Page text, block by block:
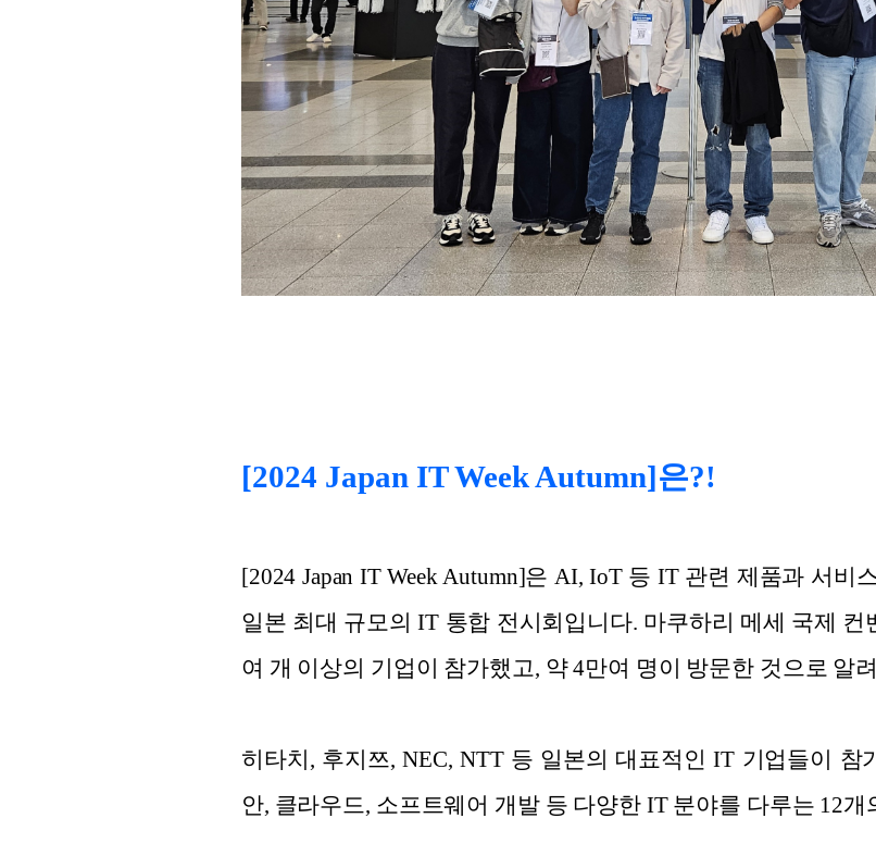
[2024 Japan IT Week Autumn]은?!
[2024 Japan IT Week Autumn]은 AI, IoT 등 IT 관련 제품과 서
일본 최대 규모의 IT 통합 전시회입니다. 마쿠하리 메세 국제
여 개 이상의 기업이 참가했고, 약 4만여 명이 방문한 것으로 알
히타치, 후지쯔, NEC, NTT 등 일본의 대표적인 IT 기업들이
안, 클라우드, 소프트웨어 개발 등 다양한 IT 분야를 다루는 12